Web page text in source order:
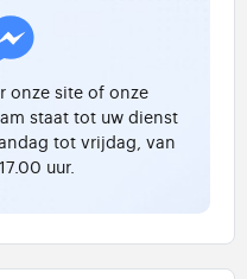
onze site of onze
staat tot uw dienst
tot vrijdag, van
uur.